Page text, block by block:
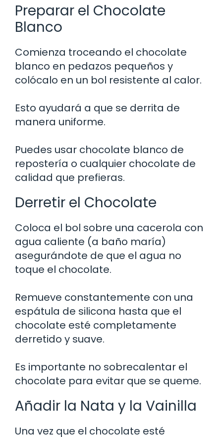
Preparar el Chocolate
Blanco
Comienza troceando el chocolate
blanco en pedazos pequeños y
colócalo en un bol resistente al calor.
Esto ayudará a que se derrita de
manera uniforme.
Puedes usar chocolate blanco de
repostería o cualquier chocolate de
calidad que prefieras.
Derretir el Chocolate
Coloca el bol sobre una cacerola con
agua caliente (a baño maría)
asegurándote de que el agua no
toque el chocolate.
Remueve constantemente con una
espátula de silicona hasta que el
chocolate esté completamente
derretido y suave.
Es importante no sobrecalentar el
chocolate para evitar que se queme.
Añadir la Nata y la Vainilla
Una vez que el chocolate esté